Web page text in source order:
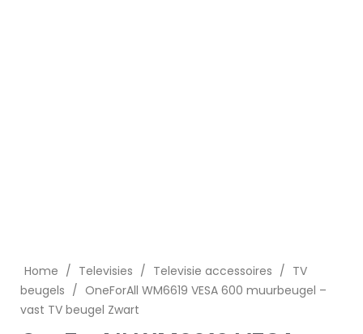
Home / Televisies / Televisie accessoires / TV
beugels / OneForAll WM6619 VESA 600 muurbeugel –
vast TV beugel Zwart